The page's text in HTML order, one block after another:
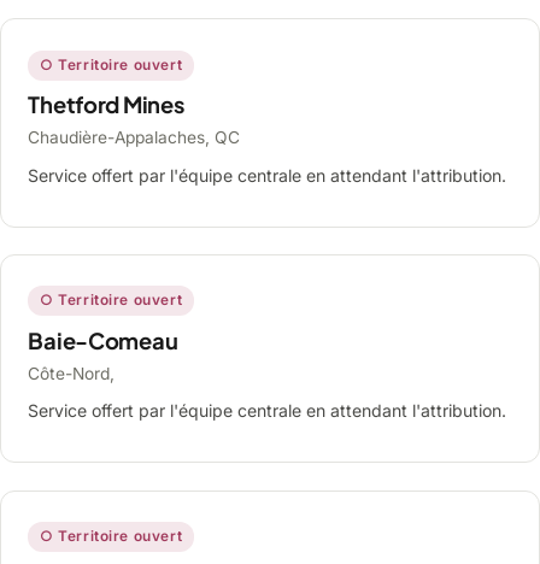
○ Territoire ouvert
Thetford Mines
Chaudière-Appalaches, QC
Service offert par l'équipe centrale en attendant l'attribution.
○ Territoire ouvert
Baie-Comeau
Côte-Nord,
Service offert par l'équipe centrale en attendant l'attribution.
○ Territoire ouvert